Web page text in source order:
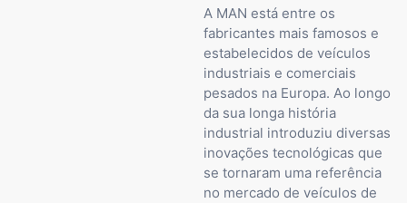
A MAN está entre os
fabricantes mais famosos e
estabelecidos de veículos
industriais e comerciais
pesados ​​na Europa. Ao longo
da sua longa história
industrial introduziu diversas
inovações tecnológicas que
se tornaram uma referência
no mercado de veículos de